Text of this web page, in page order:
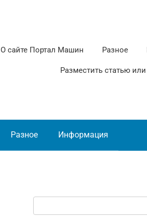
О сайте Портал Машин Разное
Разместить статью
Разное Информация